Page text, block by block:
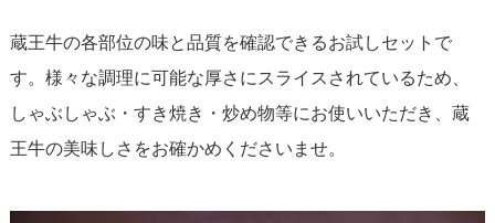
蔵王牛の各部位の味と品質を確認できるお試しセットで
す。様々な調理に可能な厚さにスライスされているため、
しゃぶしゃぶ・すき焼き・炒め物等にお使いいただき、蔵
王牛の美味しさをお確かめくださいませ。